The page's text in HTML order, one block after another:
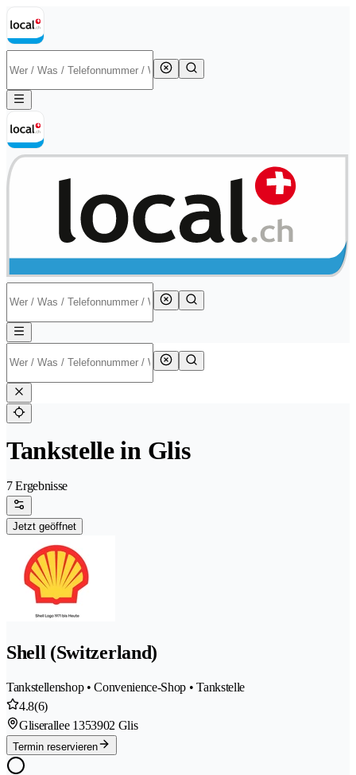
Tankstelle in Glis
7 Ergebnisse
Jetzt geöffnet
Shell (Switzerland)
Tankstellenshop • Convenience-Shop • Tankstelle
4.8(6)
Gliserallee 1353902 Glis
Termin reservieren